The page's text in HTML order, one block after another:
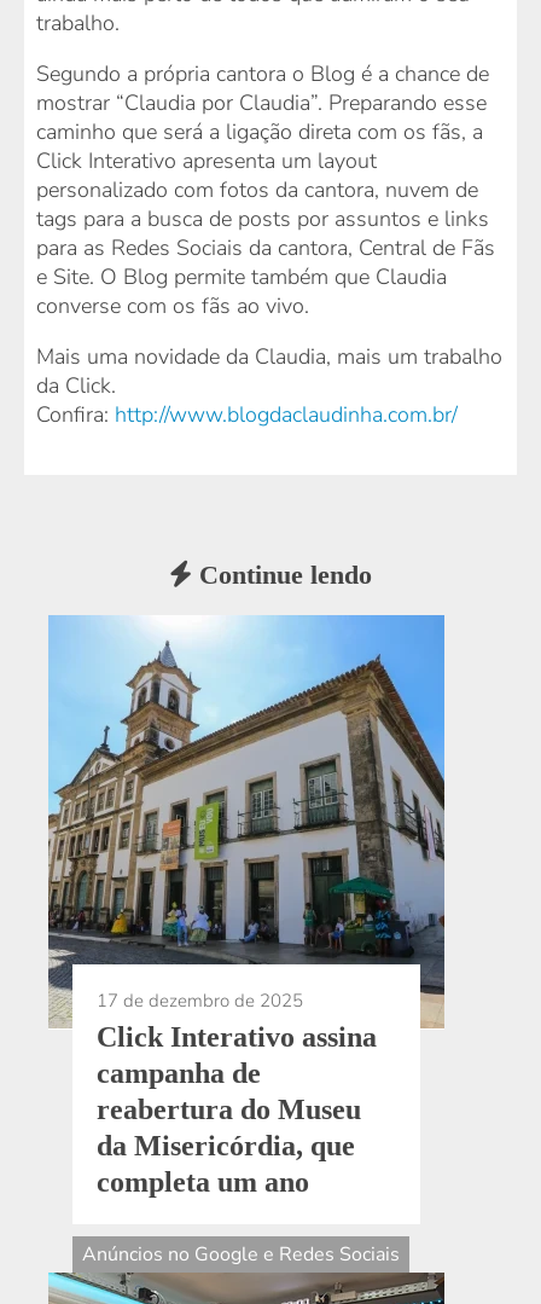
trabalho.
Segundo a própria cantora o Blog é a chance de
mostrar “Claudia por Claudia”. Preparando esse
caminho que será a ligação direta com os fãs, a
Click Interativo apresenta um layout
personalizado com fotos da cantora, nuvem de
tags para a busca de posts por assuntos e links
para as Redes Sociais da cantora, Central de Fãs
e Site. O Blog permite também que Claudia
converse com os fãs ao vivo.
Mais uma novidade da Claudia, mais um trabalho
da Click.
Confira: http://www.blogdaclaudinha.com.br/
Continue lendo
17 de dezembro de 2025
Click Interativo assina
campanha de
reabertura do Museu
da Misericórdia, que
completa um ano
Anúncios no Google e Redes Sociais